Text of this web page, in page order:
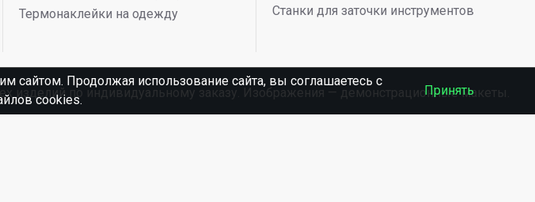
Термонаклейки на одежду
Станки для заточки инструментов
изделий по индивидуальному заказу. Изображения — демонстрационные макеты.
Продолжая использование сайта, вы соглашаетесь c
cookies.
Принять